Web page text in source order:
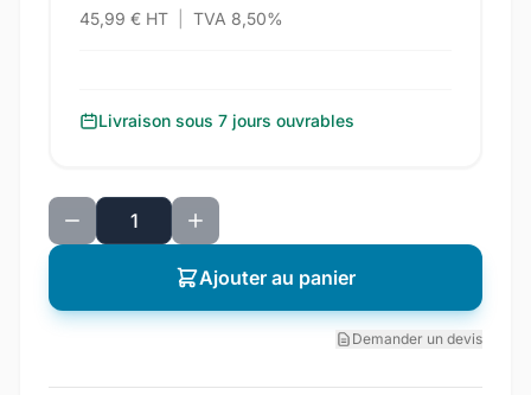
45,99 € HT TVA 8,50%
Livraison sous 7 jours ouvrables
Ajouter au panier
Demander un devis